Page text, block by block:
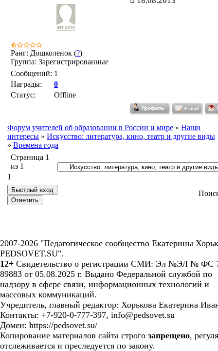
Ранг: Дошколенок (?)
Группа: Зарегистрированные
Сообщений: 1
Награды:
0
Статус:
Offline
Форум учителей об образовании в России и мире » Наши
интересы » Искусство: литература, кино, театр и другие виды
» Времена года
Страница 1
из 1
1
2007-2026 "Педагогическое сообщество Екатерины
PEDSOVET.SU".
12+ Свидетельство о регистрации СМИ: Эл №ЭЛ № ФС
89883 от 05.08.2025 г. Выдано Федеральной службой по
надзору в сфере связи, информационных технологий и
массовых коммуникаций.
Учредитель, главный редактор: Хорькова Екатерина
Контакты: +7-920-0-777-397, info@pedsovet.su
Домен: https://pedsovet.su/
Копирование материалов сайта строго запрещено,
отслеживается и преследуется по закону.